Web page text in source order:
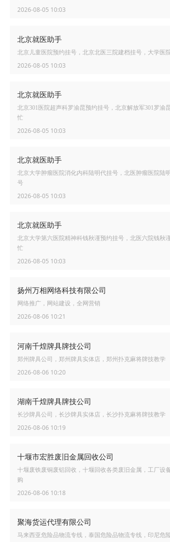
2026-08-05 10:03
北京就医助手
北京儿童医院预约挂号，北京北医三院建档挂号，大学医
2026-08-05 10:03
北京就医助手
北京301医院超声科罗渝昆预约挂号，北京解放军301罗渝
忙
2026-08-05 10:03
北京就医助手
北京大学肿瘤医院消化内科陆明代挂号，北医肿瘤医院陆
号
2026-08-05 10:03
北京就医助手
北京大学第六医院精神科钱秋谨预约挂号，北医六院钱秋
忙
2026-08-05 10:03
扬州万相网络科技有限公司
网络推广，网站建设，全网营销
2026-08-06 10:21
河南千煌牌具牌技公司
郑州牌具公司，郑州牌具实体店，郑州扑克麻将牌技教学
2026-08-06 10:20
湖南千煌牌具牌技公司
长沙牌具公司，长沙牌具实体店，长沙扑克麻将牌技教学
2026-08-06 10:19
十堰市宏胜废旧金属回收公司
十堰废铁废铜废铝回收，十堰回收各类废旧金属，工厂设
购
2026-08-06 10:18
聚海货运代理有限公司
马来西亚危险品物流专线，泰国危险品物流专线，印尼危